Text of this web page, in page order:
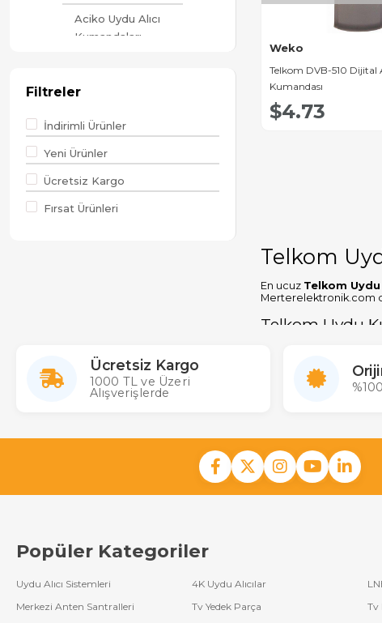
Aciko Uydu Alıcı
Kumandaları
Kumandaları
Amstrad Uydu
Goldmaster Uydu
Trident Uydu Alıcı
Kumandaları
Baff Uydu Alıcı
Alıcı Kumandaları
Benjamin Uydu
Filtreler
İndirimli Ürünler
Yeni Ürünler
Ücretsiz Kargo
Fırsat Ürünleri
Weko
Telkom DVB-510 Dijital
Kumandası
$4.73
Telkom
En ucuz Telkom Uydu
Merterelektronik.com
Telkom Uydu
kumandasını
imkanıyla Toptan ve
Ücretsiz Kargo
1000 TL ve Üzeri
Alışverişlerde
Popüler Kategoriler
Uydu Alıcı Sistemleri 4K Uydu Alıcılar
Merkezi Anten Santralleri
Tv Yedek Parça Tv